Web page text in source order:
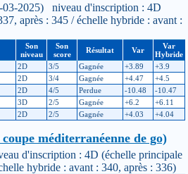
03-2025) niveau d'inscription : 4D
après : 345 / échelle hybride : avant :
Son
niveau
Son
score
Résultat Var
Var
Hybride
2D 3/5 Gagnée +3.89
+3.9
2D 3/4 Gagnée +4.47
+4.5
2D 4/5 Perdue -10.48
-10.47
3D 2/5 Gagnée +6.2
+6.11
2D 2/5 Gagnée +4.03 +4.04
méditerranéenne de go)
d'inscription : 4D (échelle principale
hybride : avant : 340, après : 336)